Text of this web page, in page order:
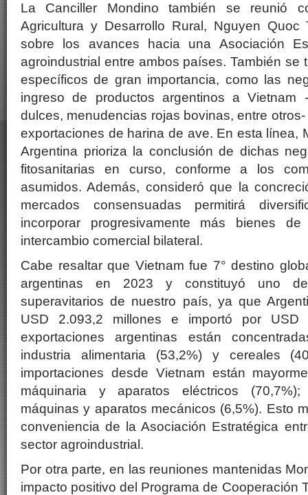
La Canciller Mondino también se reunió
Agricultura y Desarrollo Rural, Nguyen
sobre los avances hacia una Asociación
agroindustrial entre ambos países. También se
específicos de gran importancia, como las
ingreso de productos argentinos a Vietnam
dulces, menudencias rojas bovinas, entre
exportaciones de harina de ave. En esta línea,
Argentina prioriza la conclusión de dichas
fitosanitarias en curso, conforme a los
asumidos. Además, consideró que la
mercados consensuadas permitirá
incorporar progresivamente más bienes
intercambio comercial bilateral.
Cabe resaltar que Vietnam fue 7° destino
argentinas en 2023 y constituyó uno
superavitarios de nuestro país, ya que
USD 2.093,2 millones e importó por USD
exportaciones argentinas están
industria alimentaria (53,2%) y cereales
importaciones desde Vietnam están
máquinaria y aparatos eléctricos
máquinas y aparatos mecánicos (6,5%). Esto
conveniencia de la Asociación Estratégica
sector agroindustrial.
Por otra parte, en las reuniones mantenidas
impacto positivo del Programa de Cooperación